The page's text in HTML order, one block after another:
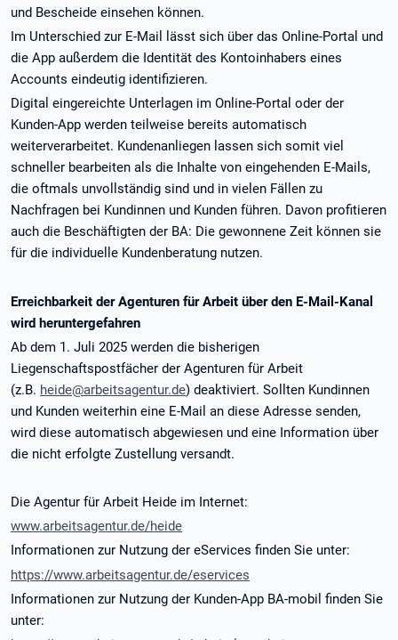
und Bescheide einsehen können.
Im Unterschied zur E-Mail lässt sich über das Online-Portal und
die App außerdem die Identität des Kontoinhabers eines
Accounts eindeutig identifizieren.
Digital eingereichte Unterlagen im Online-Portal oder der
Kunden-App werden teilweise bereits automatisch
weiterverarbeitet. Kundenanliegen lassen sich somit viel
schneller bearbeiten als die Inhalte von eingehenden E-Mails,
die oftmals unvollständig sind und in vielen Fällen zu
Nachfragen bei Kundinnen und Kunden führen. Davon profitieren
auch die Beschäftigten der BA: Die gewonnene Zeit können sie
für die individuelle Kundenberatung nutzen.
Erreichbarkeit der Agenturen für Arbeit über den E-Mail-Kanal
wird heruntergefahren
Ab dem 1. Juli 2025 werden die bisherigen
Liegenschaftspostfächer der Agenturen für Arbeit
(z.B. heide@arbeitsagentur.de) deaktiviert. Sollten Kundinnen
und Kunden weiterhin eine E-Mail an diese Adresse senden,
wird diese automatisch abgewiesen und eine Information über
die nicht erfolgte Zustellung versandt.
Die Agentur für Arbeit Heide im Internet:
www.arbeitsagentur.de/heide
Informationen zur Nutzung der eServices finden Sie unter:
https://www.arbeitsagentur.de/eservices
Informationen zur Nutzung der Kunden-App BA-mobil finden Sie
unter: